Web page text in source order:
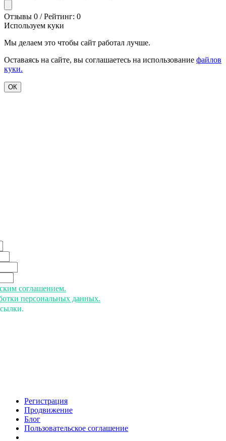
Отзывы 0 / Рейтинг: 0
Используем куки
Мы делаем это чтобы сайт работал лучше.
Оставаясь на сайте, вы соглашаетесь на использование файлов
куки.
ОК
соглашением.
персональных данных.
Регистрация
Продвижение
Блог
Пользовательское соглашение